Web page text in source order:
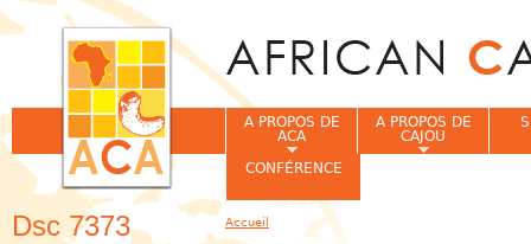
Dsc 7373
A PROPOS DE
ACA
A PROPOS DE
CAJOU
CONFÉRENCE
Vous êtes ici
Accueil